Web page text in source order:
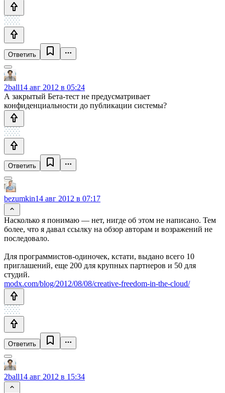
Ответить
2ball14 авг 2012 в 05:24
А закрытый Бета-тест не предусматривает
конфиденциальности до публикации системы?
Ответить
bezumkin14 авг 2012 в 07:17
Насколько я понимаю — нет, нигде об этом не написано. Тем
более, что я давал ссылку на обзор авторам и возражений не
последовало.
Для программистов-одиночек, кстати, выдано всего 10
приглашений, еще 200 для крупных партнеров и 50 для
студий.
modx.com/blog/2012/08/08/creative-freedom-in-the-cloud/
Ответить
2ball14 авг 2012 в 15:34